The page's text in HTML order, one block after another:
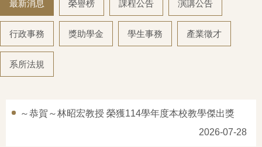
系所介紹
系所成員
教學資訊
招生訊息
最新消息 榮譽榜 課程公告 演講公告
行政事務 獎助學金 學生事務 產業徵才
系所法規
～恭賀～林昭宏教授 榮獲114學年度本校教學傑出獎
2026-07-28